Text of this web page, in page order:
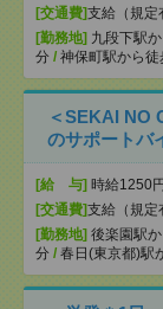
[交通費]支給（規定
[勤務地] 九段下駅
分 / 神保町駅から
＜SEKAI NO
のサポートバ
[給 与] 時給1250
[交通費]支給（規定
[勤務地] 後楽園駅
分 / 春日(東京都)駅